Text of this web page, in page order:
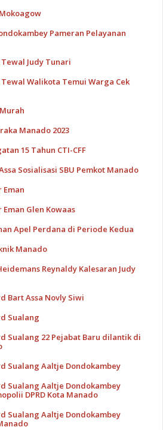
Pameran Pelayanan
Judy Tunari
Walikota Temui Warga Cek
Manado 2023
15 Tahun CTI-CFF
Sosialisasi SBU Pemkot Manado
Glen Kowaas
Apel Perdana di Periode Kedua
Manado
Reynaldy Kalesaran Judy
Bart Assa Novly Siwi
Sualang
Sualang 22 Pejabat Baru dilantik di
Sualang Aaltje Dondokambey
Sualang Aaltje Dondokambey
DPRD Kota Manado
Sualang Aaltje Dondokambey